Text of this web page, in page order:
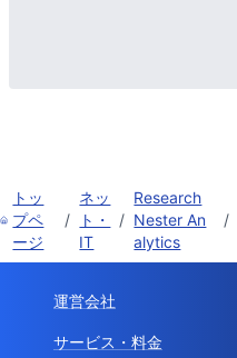
トッ
プペ
ージ
/
ネッ
ト・
IT
/
Research
Nester An
alytics
/
運営会社
サービス・料金